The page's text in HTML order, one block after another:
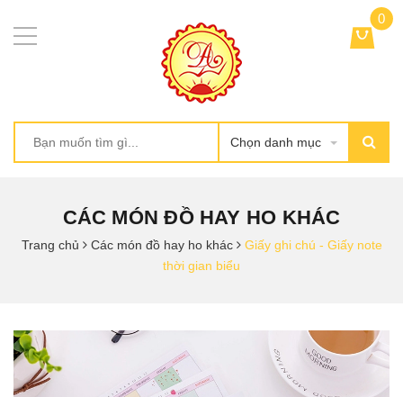
Chọn danh mục
0
CÁC MÓN ĐỒ HAY HO KHÁC
Trang chủ Các món đồ hay ho khác
Giấy ghi chú - Giấy note
thời gian biểu